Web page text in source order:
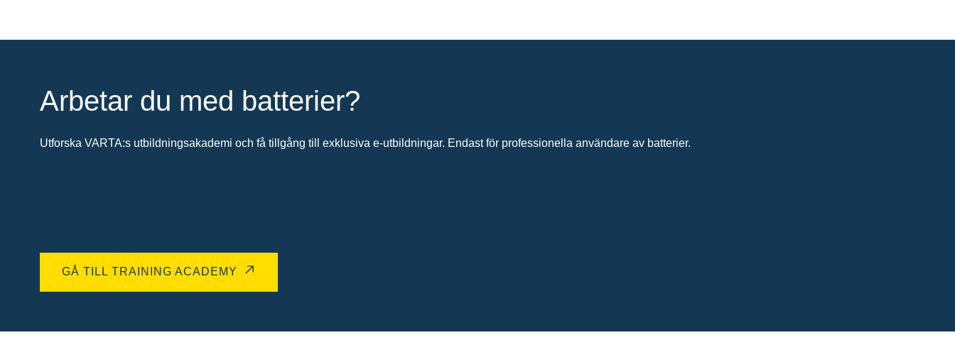
Arbetar du med batterier?
Utforska VARTA:s utbildningsakademi och få tillgång till exklusiva e-utbildningar. Endast för professionella användare av batterier.
GÅ TILL TRAINING ACADEMY